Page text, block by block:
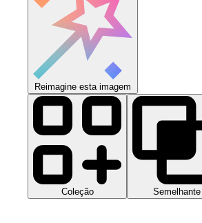
Reimagine esta imagem
Coleção Semelhante